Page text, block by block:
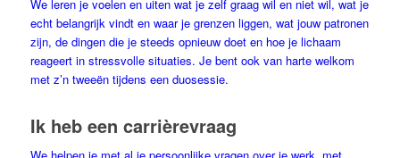
We leren je voelen en uiten wat je zelf graag wil en niet wil, wat je
echt belangrijk vindt en waar je grenzen liggen, wat jouw patronen
zijn, de dingen die je steeds opnieuw doet en hoe je lichaam
reageert in stressvolle situaties. Je bent ook van harte welkom
met z’n tweeën tijdens een duosessie.
Ik heb een carrièrevraag